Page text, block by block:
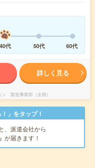
40代 50代 60代
詳しく見る
製造事業部（全国）
」をタップ！
、派遣会社から
が届きます！